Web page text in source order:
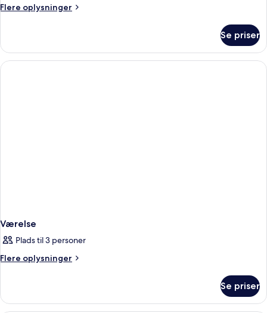
Flere oplysninger
Flere
Se priser
Værelse
Plads til 3 personer
Flere oplysninger
Flere
Se priser